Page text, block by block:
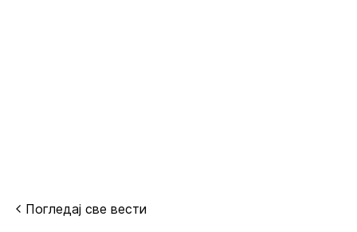
Погледај све вести